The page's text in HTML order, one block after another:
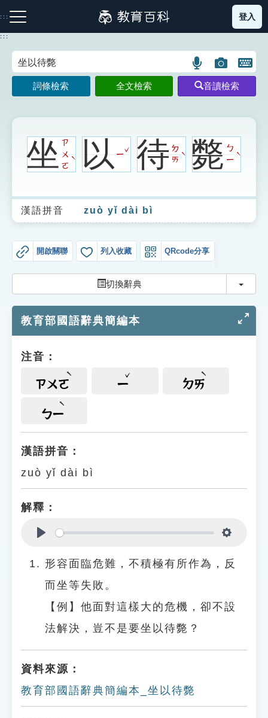
到
主
:::
注音索引圖示 筆畫索引圖示 部首索引表圖示
生字詞彙表
成語故事
索引選單
單字索引
遊戲專區
教學應用
貓頭鷹博士
登入
:::
語
言
搜
示
圖
片
搜
示
開
鍵
圖
詞條檢索 全文檢索 音讀檢索
坐ㄗ
ㄨ
ㄛ
ˋ 以ㄧ
ˇ待ㄉ
ㄞ
ˋ 斃ㄅ
ㄧ
ˋ
漢語拼音 zuò yǐ dài bì
開啟關聯 列入收藏 QRcode分享
切換辭典 切換
教育部國語辭典簡編本
注音：
ㄗㄨㄛ ㄧ ㄉㄞ
ㄅㄧ
漢語拼音：
zuò yǐ dài bì
解釋：
形容面臨危難，不積極有所作為，反
而坐等失敗。
【例】他面對這樣大的危機，卻不設
法解決，豈不是要坐以待斃？
資料來源：
教育部國語辭典簡編本_坐以待斃